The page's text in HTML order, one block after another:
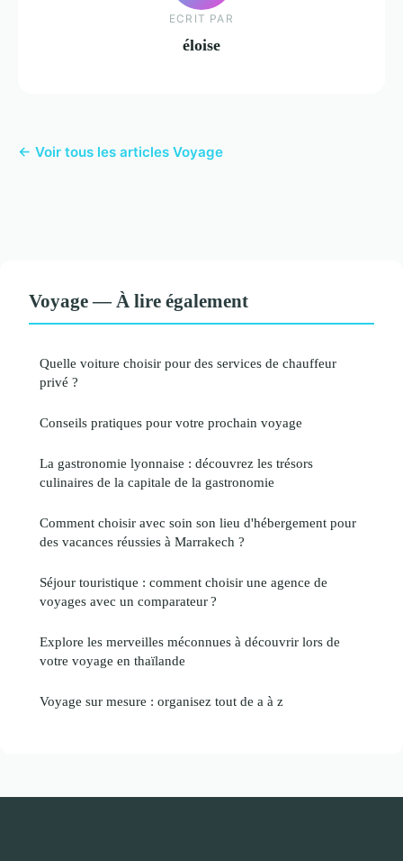
ECRIT PAR
éloise
← Voir tous les articles Voyage
Voyage — À lire également
Quelle voiture choisir pour des services de chauffeur
privé ?
Conseils pratiques pour votre prochain voyage
La gastronomie lyonnaise : découvrez les trésors
culinaires de la capitale de la gastronomie
Comment choisir avec soin son lieu d'hébergement pour
des vacances réussies à Marrakech ?
Séjour touristique : comment choisir une agence de
voyages avec un comparateur ?
Explore les merveilles méconnues à découvrir lors de
votre voyage en thaïlande
Voyage sur mesure : organisez tout de a à z